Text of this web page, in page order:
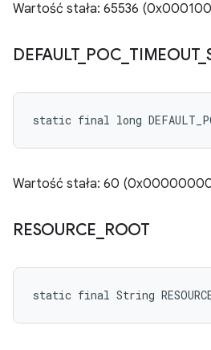
Wartość stała: 65536
DEFAULT_ POC TIMEOUT_
static final long
Wartość stała: 60
RESOURCE ROOT
static final String